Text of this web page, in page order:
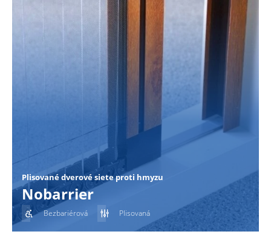
Plisované dverové siete proti hmyzu
Nobarrier
Bezbariérová Plisovaná